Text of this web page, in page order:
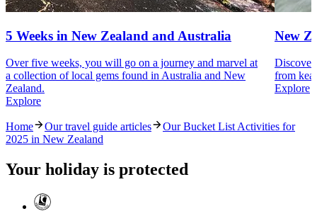
5 Weeks in New Zealand and Australia
Over five weeks, you will go on a journey and marvel at
a collection of local gems found in Australia and New
Zealand.
Explore
New
Discover
from
Explore
Home Our travel guide articles
Our Bucket List Activities for
2025 in New Zealand
Your holiday is protected